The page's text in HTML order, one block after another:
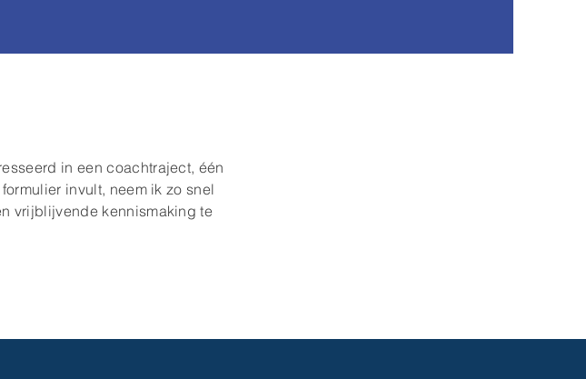
in een coachtraject, één
invult, neem ik zo snel
vrijblijvende kennismaking te